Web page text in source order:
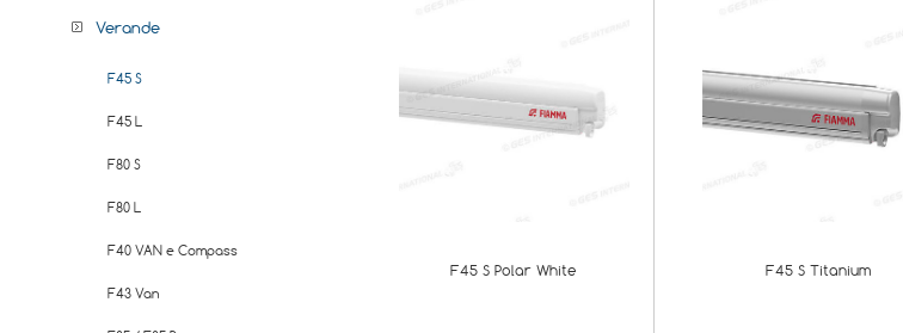
F45 S Polar White F45 S Titanium
Verande
F45 S
F45 L
F80 S
F80 L
F40 VAN e Compass
F43 Van